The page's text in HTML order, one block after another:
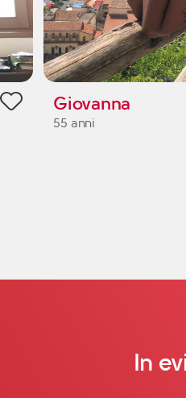
Giovanna
55 anni
In